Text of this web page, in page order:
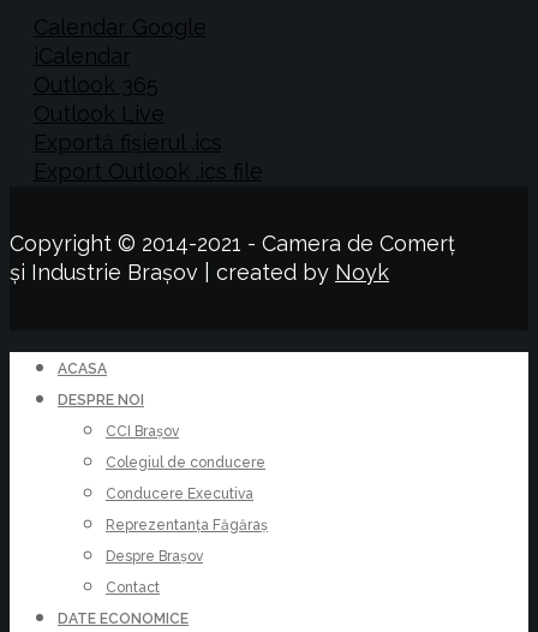
Calendar Google
iCalendar
Outlook 365
Outlook Live
Exportă fișierul .ics
Export Outlook .ics file
Copyright © 2014-2021 - Camera de Comerț
și Industrie Brașov | created by Noyk
ACASA
DESPRE NOI
CCI Brașov
Colegiul de conducere
Conducere Executiva
Reprezentanța Făgăraș
Despre Brașov
Contact
DATE ECONOMICE